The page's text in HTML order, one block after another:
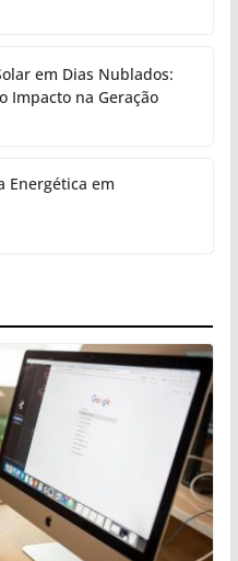
em Dias Nublados:
Impacto na Geração
Energética em